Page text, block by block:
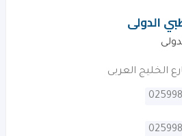
الدولى
الخليج العربى